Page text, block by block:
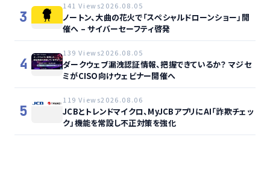
3
141 Views2026.08.05
ノートン、大曲の花火で「スペシャルドローンショー」開
催へ – サイバーセーフティ啓発
4
139 Views2026.08.05
ダークウェブ漏洩認証情報、把握できているか？ マジセ
ミがCISO向けウェビナー開催へ
5
119 Views2026.08.06
JCBとトレンドマイクロ、MyJCBアプリにAI「詐欺チェッ
ク」機能を常設し不正対策を強化